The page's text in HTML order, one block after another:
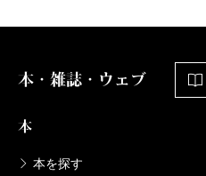
本・雑誌・ウェブ
本
本を探す